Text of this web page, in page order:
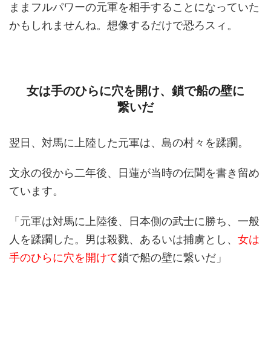
ままフルパワーの元軍を相手することになっていた
かもしれませんね。想像するだけで恐ろスィ。
女は手のひらに穴を開け、鎖で船の壁に
繋いだ
翌日、対馬に上陸した元軍は、島の村々を蹂躙。
文永の役から二年後、日蓮が当時の伝聞を書き留め
ています。
「元軍は対馬に上陸後、日本側の武士に勝ち、一般
人を蹂躙した。男は殺戮、あるいは捕虜とし、 女は
手のひらに穴を開けて鎖で船の壁に繋いだ」